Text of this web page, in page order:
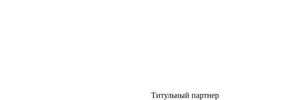
Титульный партнер